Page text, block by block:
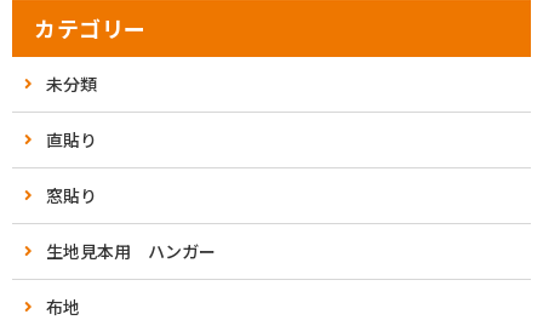
カテゴリー
未分類
直貼り
窓貼り
生地見本用 ハンガー
布地